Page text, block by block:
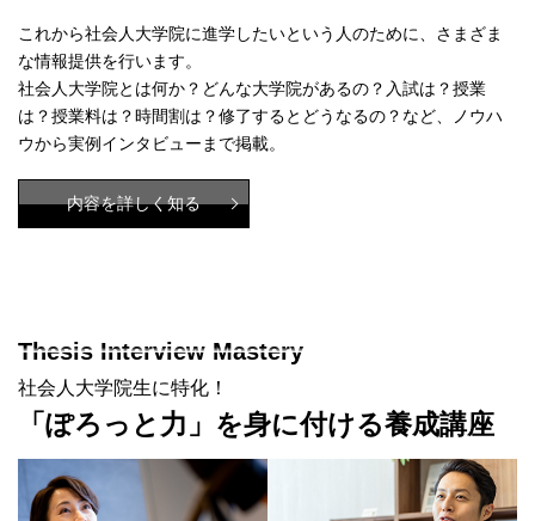
これから社会人大学院に進学したいという人のために、さまざま
な情報提供を行います。
社会人大学院とは何か？どんな大学院があるの？入試は？授業
は？授業料は？時間割は？修了するとどうなるの？など、ノウハ
ウから実例インタビューまで掲載。
内容を詳しく知る
Thesis Interview Mastery
社会人大学院生に特化！
「ぽろっと力」を身に付ける養成講座